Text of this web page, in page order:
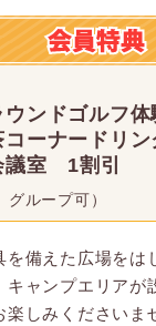
ウンドゴルフ
コーナードリ
議室 1割引
グループ可）
を備えた広場をは
ャンプエリアが
しみくださいま